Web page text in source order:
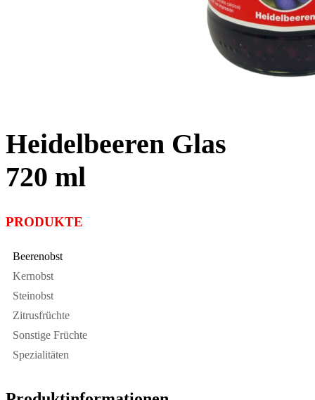
Heidelbeeren Glas
720 ml
PRODUKTE
Beerenobst
Kernobst
Steinobst
Zitrusfrüchte
Sonstige Früchte
Spezialitäten